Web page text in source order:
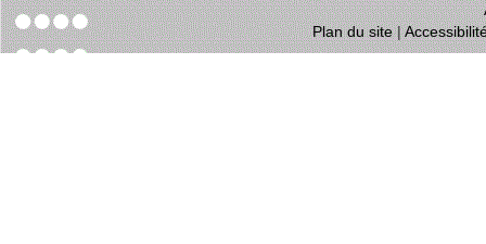
Plan du site|